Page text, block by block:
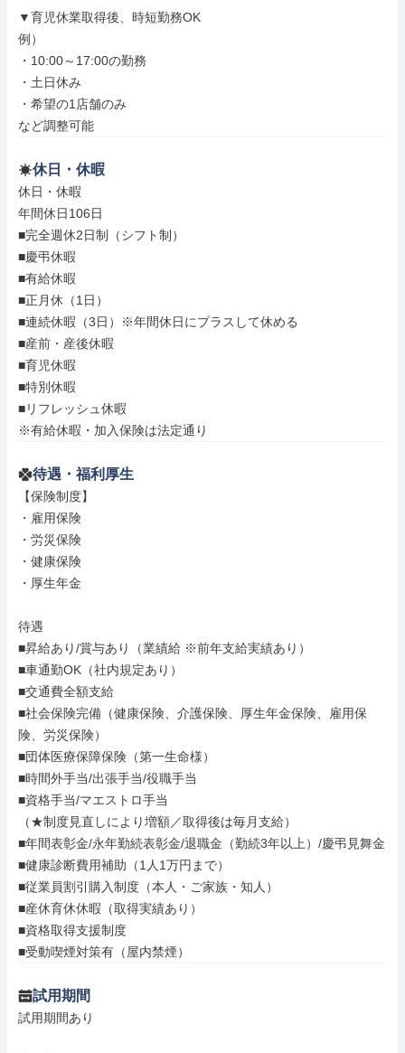
▼育児休業取得後、時短勤務OK
例）
・10:00～17:00の勤務
・土日休み
・希望の1店舗のみ
など調整可能
休日・休暇
休日・休暇
年間休日106日
■完全週休2日制（シフト制）
■慶弔休暇
■有給休暇
■正月休（1日）
■連続休暇（3日）※年間休日にプラスして休める
■産前・産後休暇
■育児休暇
■特別休暇
■リフレッシュ休暇
※有給休暇・加入保険は法定通り
待遇・福利厚生
【保険制度】
・雇用保険
・労災保険
・健康保険
・厚生年金
待遇
■昇給あり/賞与あり（業績給 ※前年支給実績あり）
■車通勤OK（社内規定あり）
■交通費全額支給
■社会保険完備（健康保険、介護保険、厚生年金保険、雇用保
険、労災保険）
■団体医療保障保険（第一生命様）
■時間外手当/出張手当/役職手当
■資格手当/マエストロ手当
（★制度見直しにより増額／取得後は毎月支給）
■年間表彰金/永年勤続表彰金/退職金（勤続3年以上）/慶弔見舞金
■健康診断費用補助（1人1万円まで）
■従業員割引購入制度（本人・ご家族・知人）
■産休育休休暇（取得実績あり）
■資格取得支援制度
■受動喫煙対策有（屋内禁煙）
試用期間
試用期間あり